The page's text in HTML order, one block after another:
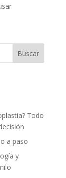
Buscar
Todo
a paso
y